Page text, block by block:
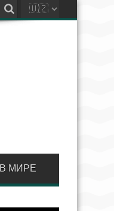
В МИРЕ